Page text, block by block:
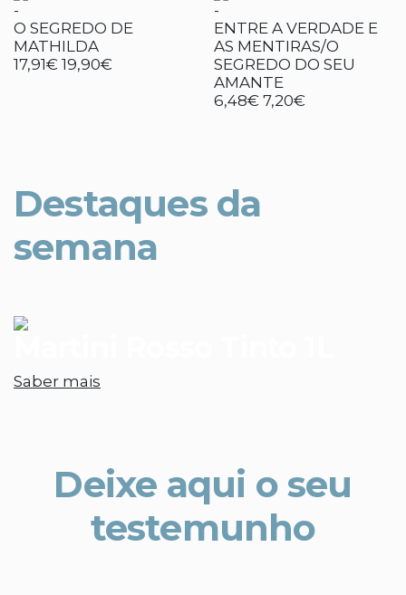
-
O SEGREDO DE
MATHILDA
17,91€ 19,90€
-
ENTRE A VERDADE E
AS MENTIRAS/O
SEGREDO DO SEU
AMANTE
6,48€ 7,20€
Destaques da
semana
Saber mais
Deixe aqui o seu
testemunho